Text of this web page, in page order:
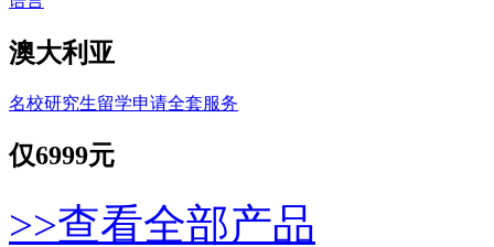
澳大利亚
名校研究生留学申请全套服务
仅6999元
>>查看全部产品